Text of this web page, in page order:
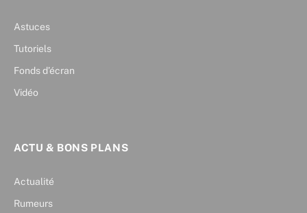
Astuces
Tutoriels
Fonds d’écran
Vidéo
ACTU & BONS PLANS
Actualité
Rumeurs